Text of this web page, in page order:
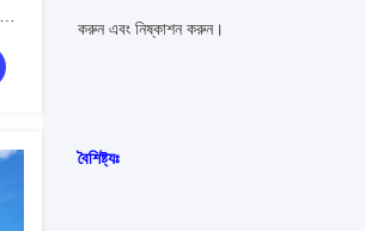
করুন এবং নিষ্কাশন করুন।
বৈশিষ্ট্যঃ